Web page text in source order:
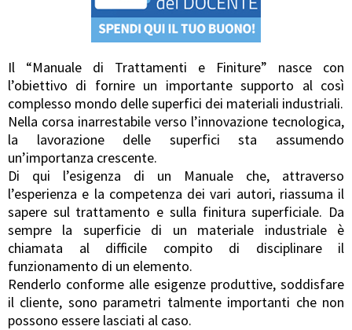
Il “Manuale di Trattamenti e Finiture” nasce con
l’obiettivo di fornire un importante supporto al così
complesso mondo delle superfici dei materiali industriali.
Nella corsa inarrestabile verso l’innovazione tecnologica,
la lavorazione delle superfici sta assumendo
un’importanza crescente.
Di qui l’esigenza di un Manuale che, attraverso
l’esperienza e la competenza dei vari autori, riassuma il
sapere sul trattamento e sulla finitura superficiale. Da
sempre la superficie di un materiale industriale è
chiamata al difficile compito di disciplinare il
funzionamento di un elemento.
Renderlo conforme alle esigenze produttive, soddisfare
il cliente, sono parametri talmente importanti che non
possono essere lasciati al caso.